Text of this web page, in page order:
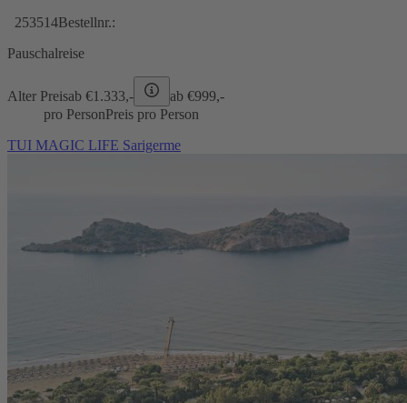
253514Bestellnr.:
Pauschalreise
Alter Preisab €1.333,- ab €999,-
pro PersonPreis pro Person
TUI MAGIC LIFE Sarigerme